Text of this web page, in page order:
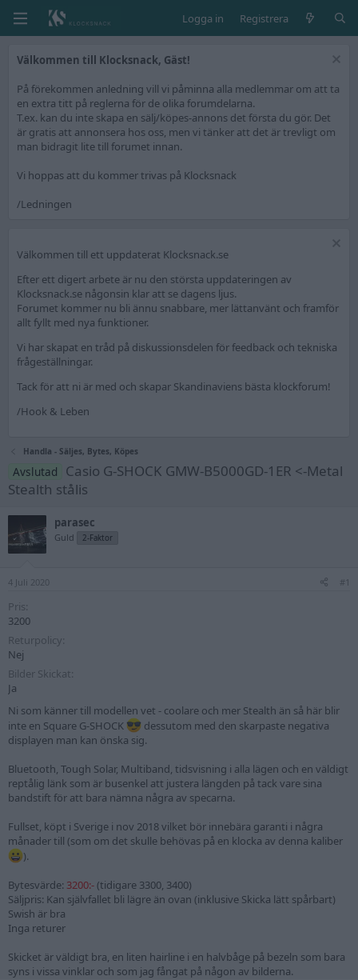
Logga in Registrera
Välkommen till Klocksnack, Gäst!
På förekommen anledning vill vi påminna alla medlemmar om att ta
en extra titt på reglerna för de olika forumdelarna.
T.ex. kan du inte skapa en sälj/köpes-annons det första du gör. Det
är gratis att annonsera hos oss, men vi tänker att det är trevligt om
man bidragit lite till forumet innan.
Vi hoppas att du kommer trivas på Klocksnack
/Ledningen
Välkommen till ett uppdaterat Klocksnack.se
Efter ett digert arbete är nu den största uppdateringen av
Klocksnack.se någonsin klar att se dagens ljus.
Forumet kommer nu bli ännu snabbare, mer lättanvänt och framför
allt fyllt med nya funktioner.
Vi har skapat en tråd på diskussionsdelen för feedback och tekniska
frågeställningar.
Tack för att ni är med och skapar Skandinaviens bästa klockforum!
/Hook & Leben
Handla - Säljes, Bytes, Köpes
Avslutad
Casio G-SHOCK GMW-B5000GD-1ER <-Metal
Stealth stålis
parasec
Guld 2-Faktor
4 Juli 2020 #1
Pris
3200
Returpolicy
Nej
Bilder Skickat
Ja
Ni som känner till modellen vet - coolare och mer Stealth än så här blir
inte en Square G-SHOCK
dessutom med den skarpaste negativa
displayen man kan önska sig.
Bluetooth, Tough Solar, Multiband, tidsvisning i alla lägen och en väldigt
reptålig länk som är busenkel att justera längden på tack vare sina
bandstift för att bara nämna några av specarna.
Fullset, köpt i Sverige i nov 2018 vilket bör innebära garanti i några
månader till (som om det skulle behövas på en klocka av denna kaliber
).
Bytesvärde: 3200:- (tidigare 3300, 3400)
Säljpris: Kan självfallet bli lägre än ovan (inklusive Skicka lätt spårbart)
Swish är bra
Inga returer
Skicket är väldigt bra, en liten hairline i en halvbåge på bezeln som bara
syns i vissa vinklar och som jag fångat på någon av bilderna.